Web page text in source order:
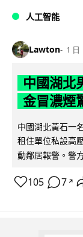
人工智能
Lawton 1 日
中國湖北
金冒濃煙
中國湖北黃石一
租住單位私設高
動鄰居報警。警
105 7 ↗